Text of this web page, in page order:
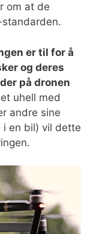
om at de
er til for å
og deres
på dronen
uhell med
andre sine
en bil) vil dette